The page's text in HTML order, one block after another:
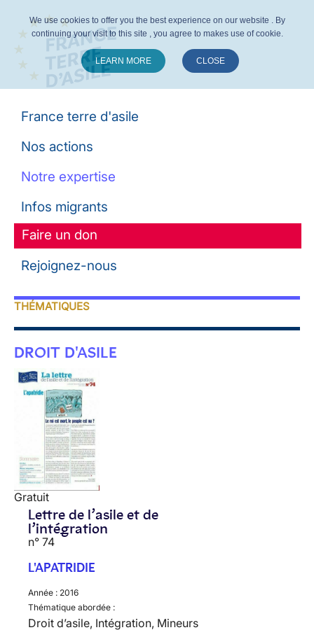
France terre d'asile
Nos actions
Notre expertise
Infos migrants
Faire un don
Rejoignez-nous
THÉMATIQUES
DROIT D'ASILE
Gratuit
Lettre de l’asile et de
l’intégration
n° 74
L'APATRIDIE
Année : 2016
Thématique abordée :
Droit d’asile, Intégration, Mineurs
We use cookies to offer you the best experience on our website . By
continuing your visit to this site , you agree to makes use of cookie.
LEARN MORE CLOSE